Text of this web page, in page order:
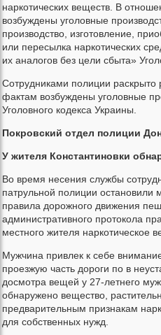
наркотических веществ. В
возбуждены уголовные
производство, изготовление,
или пересылка наркотических
их аналогов без цели сбыта»
Сотрудниками полиции
фактам возбуждены уголовные
Уголовного кодекса Украины.
Покровский отдел полиции
У жителя Константиновки
Во время несения службы
патрульной полиции остановили
правила дорожного движения
административного протокола
местного жителя наркотическое
Мужчина привлек к себе
проезжую часть дороги по в
досмотра вещей у 27-летнего
обнаружено вещество,
предварительным признакам
для собственных нужд.